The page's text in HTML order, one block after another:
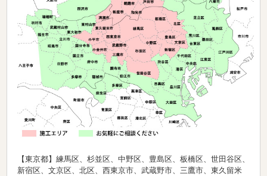
【東京都】練馬区、杉並区、中野区、豊島区、板橋区、世田谷区、
新宿区、文京区、北区、西東京市、武蔵野市、三鷹市、東久留米